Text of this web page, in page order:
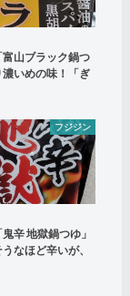
富山ブラック鍋つ
いめの味！「ぎ
フジジン
辛 地獄鍋つゆ」
なほど辛いが、